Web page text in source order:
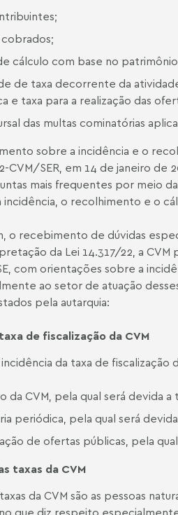
cálculo com base no
de taxa decorrente da
e taxa para a realização das
das multas cominatórias
sobre a incidência e o
CVM/SER, em 14 de janeiro de
mais frequentes por meio
o recolhimento e o
o recebimento de dúvidas
da Lei 14.317/22, a
, com orientações sobre a
ao setor de atuação
pela autarquia:
taxa de fiscalização da CVM
da taxa de fiscalização
da CVM, pela qual será devida a
periódica, pela qual será devida
de ofertas públicas, pela
taxas da CVM
da CVM são as pessoas
que diz respeito